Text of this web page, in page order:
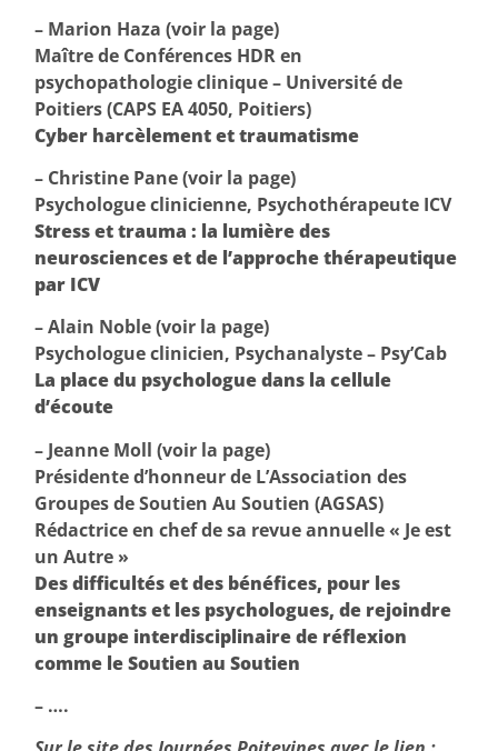
– Marion Haza (voir la page)
Maître de Conférences HDR en
psychopathologie clinique – Université de
Poitiers (CAPS EA 4050, Poitiers)
Cyber harcèlement et traumatisme
– Christine Pane (voir la page)
Psychologue clinicienne, Psychothérapeute ICV
Stress et trauma : la lumière des
neurosciences et de l’approche thérapeutique
par ICV
– Alain Noble (voir la page)
Psychologue clinicien, Psychanalyste – Psy’Cab
La place du psychologue dans la cellule
d’écoute
– Jeanne Moll (voir la page)
Présidente d’honneur de L’Association des
Groupes de Soutien Au Soutien (AGSAS)
Rédactrice en chef de sa revue annuelle « Je est
un Autre »
Des difficultés et des bénéfices, pour les
enseignants et les psychologues, de rejoindre
un groupe interdisciplinaire de réflexion
comme le Soutien au Soutien
– ….